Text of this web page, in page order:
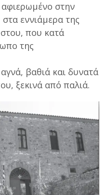
αφιερωμένο στην
εννιάμερα της
που κατά
της
βαθιά και δυνατά
ξεκινά από παλιά.